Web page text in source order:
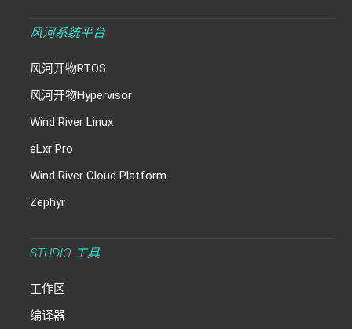
风河系统平台
风河开物RTOS
风河开物Hypervisor
Wind River Linux
eLxr Pro
Wind River Cloud Platform
Zephyr
STUDIO 工具
工作区
编译器